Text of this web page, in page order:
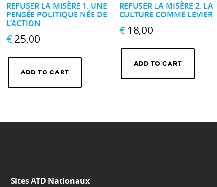
REFUSER LA MISÈRE 1. UNE
PENSÉE POLITIQUE NÉE DE
L’ACTION
€ 25,00
ADD TO CART
REFUSER LA MISÈRE 2. LA
CULTURE COMME LEVIER
€ 18,00
ADD TO CART
Sites ATD Nationaux